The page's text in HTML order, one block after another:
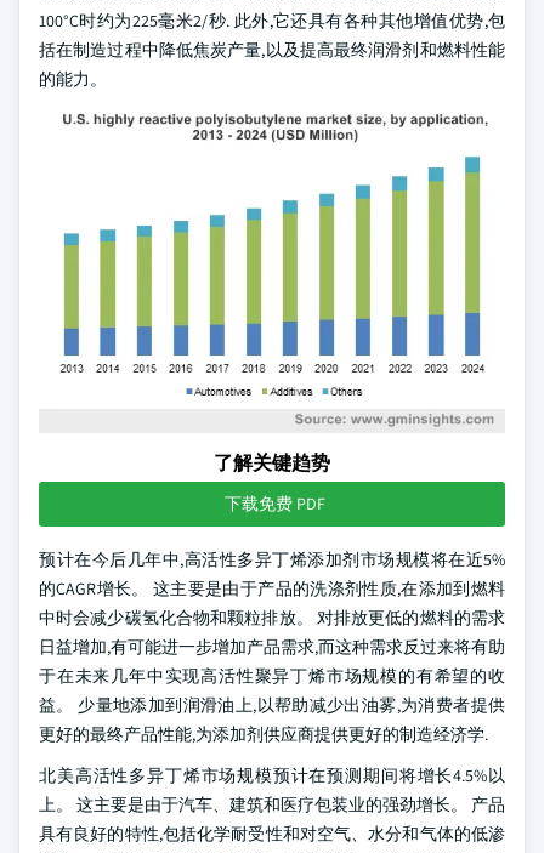
100°C时约为225毫米2/秒. 此外,它还具有各种其他增值优势,包
括在制造过程中降低焦炭产量,以及提高最终润滑剂和燃料性能
的能力。
了解关键趋势
下载免费 PDF
预计在今后几年中,高活性多异丁烯添加剂市场规模将在近5%
的CAGR增长。 这主要是由于产品的洗涤剂性质,在添加到燃料
中时会减少碳氢化合物和颗粒排放。 对排放更低的燃料的需求
日益增加,有可能进一步增加产品需求,而这种需求反过来将有助
于在未来几年中实现高活性聚异丁烯市场规模的有希望的收
益。 少量地添加到润滑油上,以帮助减少出油雾,为消费者提供
更好的最终产品性能,为添加剂供应商提供更好的制造经济学.
北美高活性多异丁烯市场规模预计在预测期间将增长4.5%以
上。 这主要是由于汽车、建筑和医疗包装业的强劲增长。 产品
具有良好的特性,包括化学耐受性和对空气、水分和气体的低渗